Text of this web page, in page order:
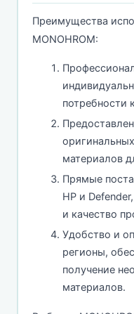
Преимущества
MONOHROM:
потребности
материалов
Прямые
HP и
и качество
Удобство и
регионы,
получение
материалов.